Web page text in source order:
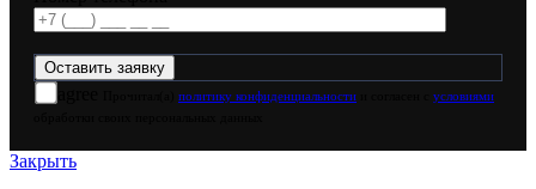
политику конфиденциальности
условиями
Закрыть